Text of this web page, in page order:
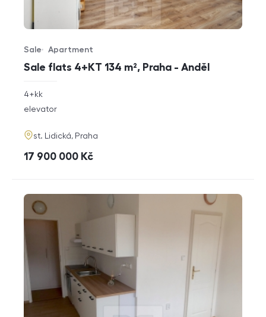
Sale flats 4+KT 134 m², Praha - Anděl
Offer type
Sale
Property type
Apartment
rozměry
disposition
4+kk
funkce
elevator
adresa
st. Lidická, Praha
cena
17 900 000 Kč